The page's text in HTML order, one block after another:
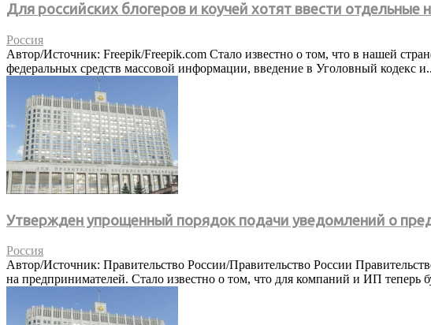
Для российских блогеров и коучей хотят ввести отдельные
Россия
Автор/Источник: Freepik/Freepik.com Стало известно о том, что в нашей
федеральных средств массовой информации, введение в Уголовный кодекс
Утвержден упрощенный порядок подачи уведомлений о
Россия
Автор/Источник: Правительство России/Правительство России
на предпринимателей. Стало известно о том, что для компаний и ИП теперь